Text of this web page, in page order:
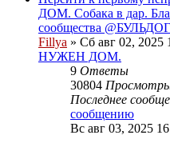
ДОМ. Собака в дар.
сообщества
Fillya » Сб авг 02, 2025
НУЖЕН ДОМ.
9 Ответы
30804
Последнее
сообщению
Вс авг 03, 2025